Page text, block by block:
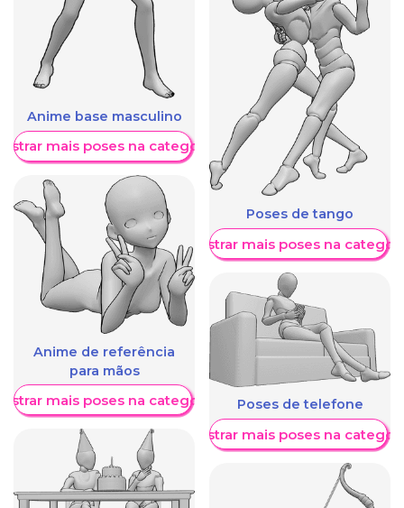
Anime base masculino
mais poses na categoria
Anime de referência
para mãos
mais poses na categoria
Poses de tango
Mostrar mais poses na
Poses de telefone
Mostrar mais poses na